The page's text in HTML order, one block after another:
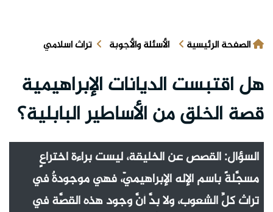
الصفحة الرئيسية الأسئلة والأجوبة تراث اسلامي
هل اقتبست الديانات الإبراهيمية
قصة الخلق من الأساطير البابلية؟
السؤال: القصص عن الخليقة، ليست براءة اختراعٍ
مسجَّلةً باسم الإله الإبراهيميّ، فهي موجودةٌ في
تراث كلِّ الشعوب، ولا بدَّ أنَّ وجود هذه القصَّة في